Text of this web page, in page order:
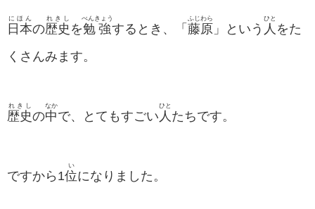
日本
にほん
の歴史
れきし
を勉強
べんきょう
するとき、「 藤原
ふじわら
」という 人
ひと
をた
くさんみます。
歴史
れきし
の中
なか
で、とてもすごい 人
ひと
たちです。
ですから1位
い
になりました。